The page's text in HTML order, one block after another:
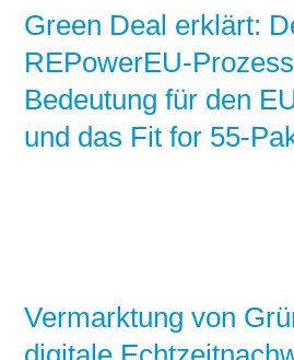
Green Deal erklärt:
REPowerEU-
Bedeutung für den
und das Fit for 55-
Vermarktung von